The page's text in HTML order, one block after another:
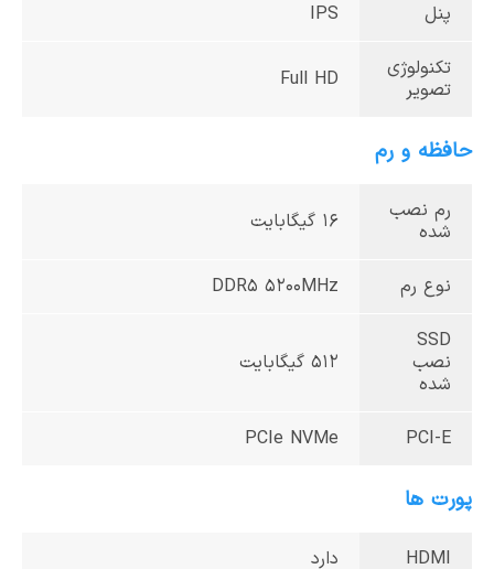
پنل IPS
تکنولوژی
تصویر
Full HD
حافظه و رم
رم نصب
شده
16 گیگابایت
نوع رم DDR5 5200MHz
SSD
نصب
شده
512 گیگابایت
PCI-E
PCIe NVMe
پورت ها
HDMI دارد